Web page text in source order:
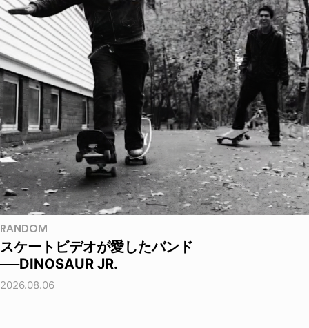
RANDOM
スケートビデオが愛したバンド
──DINOSAUR JR.
2026.08.06